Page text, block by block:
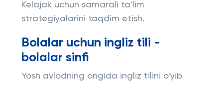
Kelajak uchun samarali ta'lim
strategiyalarini taqdim etish.
Bolalar uchun ingliz tili -
bolalar sinfi
Yosh avlodning ongida ingliz tilini o'yib